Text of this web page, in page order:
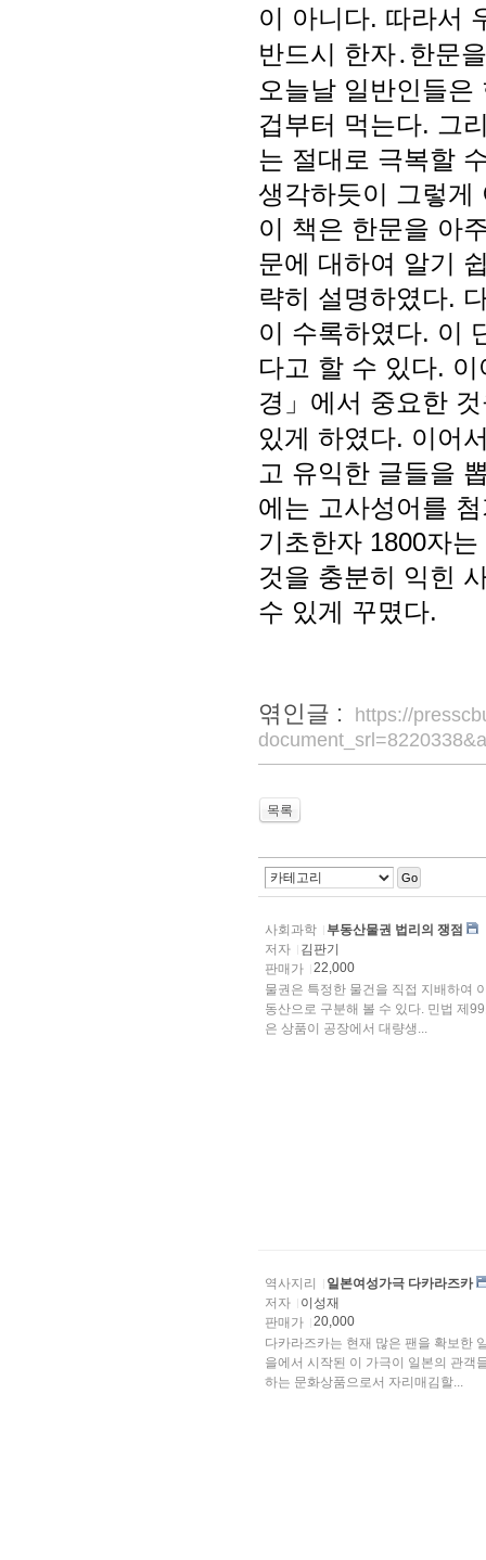
이 아니다. 따라서
반드시 한자․한문
오늘날 일반인들
겁부터 먹는다. 그
는 절대로 극복할
생각하듯이 그렇게
이 책은 한문을 아
문에 대하여 알기
략히 설명하였다.
이 수록하였다. 이
다고 할 수 있다.
경」에서 중요한
있게 하였다. 이어
고 유익한 글들을
에는 고사성어를
기초한자 1800자
것을 충분히 익힌
수 있게 꾸몄다.
엮인글 :
https://
목록
Go
사회과학
부동산물권 법리의 쟁점
저자
김판기
판매가
22,000
물권은 특정한 물건을 직접 지배하여
동산으로 구분해 볼 수 있다. 민법 제
은 상품이 공장에서 대량생...
역사지리
일본여성가극 다카라즈카
저자
이성재
판매가
20,000
다카라즈카는 현재 많은 팬을 확보한
을에서 시작된 이 가극이 일본의 관객
하는 문화상품으로서 자리매김할...